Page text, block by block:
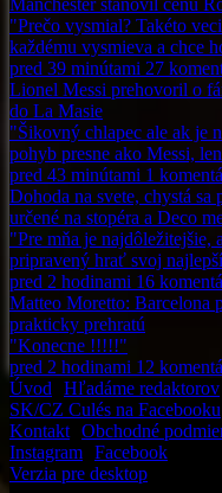
Manchester stanovil cenu
"Prečo vysmial? Takéto
každému vysmieva a chce
pred 39 minútami 27
Lionel Messi prehovoril o
do La Masie
"Šikovný chlapec ale ak je
pohyb presne ako Messi,
pred 43 minútami 1
Dohoda na svete, chystá
určené na stopéra a Deco
"Pre mňa je najdôležitejšie,
pripravený hrať svoj
pred 2 hodinami 16
Matteo Moretto: Barcelona
prakticky prehratú
"Konecne !!!!!"
pred 2 hodinami 12
Úvod
Hľadáme redaktorov
SK/CZ Culés na Facebooku
Kontakt Obchodné
Instagram Facebook
Verzia pre desktop